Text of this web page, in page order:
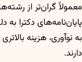
معمولاً گران‌تر از
پایان‌نامه‌های دکترا
به نوآوری، هزینه
دارند.